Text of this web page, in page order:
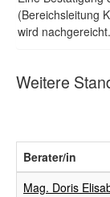
(Bereichsleitung
wird nachgereicht.
Weitere
Berater/in
Mag. Doris